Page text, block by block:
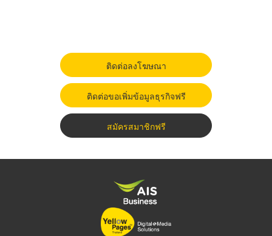
ติดต่อลงโฆษณา
ติดต่อขอเพิ่มข้อมูลธุรกิจฟรี
สมัครสมาชิกฟรี